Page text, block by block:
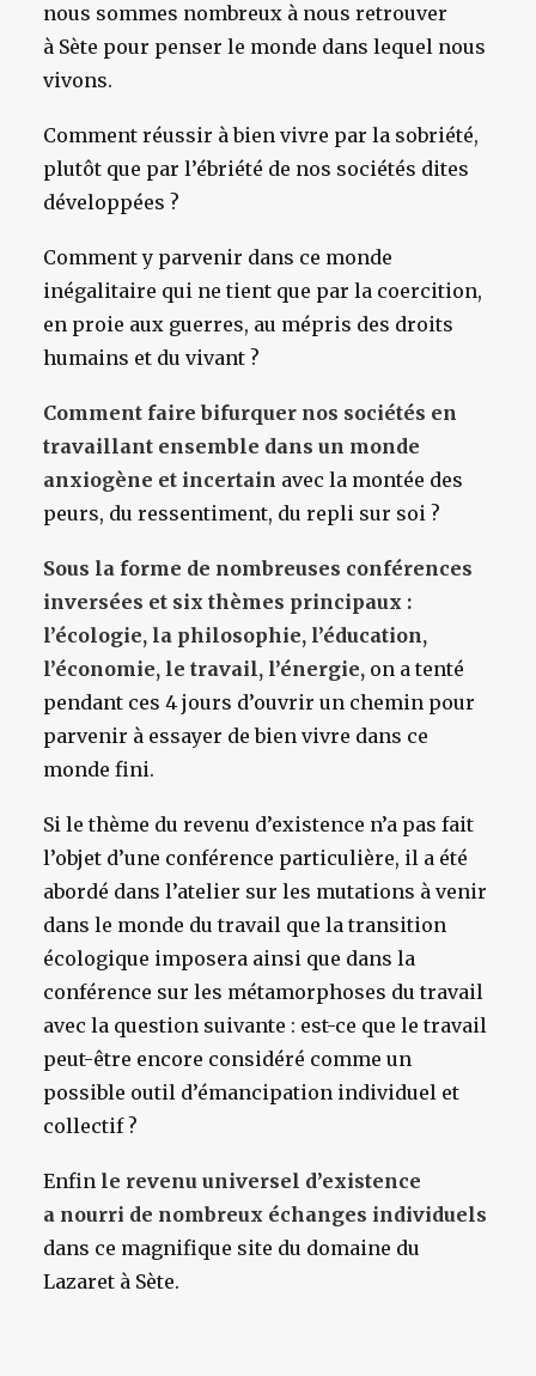
nous sommes nombreux à nous retrouver
à Sète pour penser le monde dans lequel nous
vivons.
Comment réussir à bien vivre par la sobriété,
plutôt que par l’ébriété de nos sociétés dites
développées ?
Comment y parvenir dans ce monde
inégalitaire qui ne tient que par la coercition,
en proie aux guerres, au mépris des droits
humains et du vivant ?
Comment faire bifurquer nos sociétés en
travaillant ensemble dans un monde
anxiogène et incertain avec la montée des
peurs, du ressentiment, du repli sur soi ?
Sous la forme de nombreuses conférences
inversées et six thèmes principaux :
l’écologie, la philosophie, l’éducation,
l’économie, le travail, l’énergie, on a tenté
pendant ces 4 jours d’ouvrir un chemin pour
parvenir à essayer de bien vivre dans ce
monde fini.
Si le thème du revenu d’existence n’a pas fait
l’objet d’une conférence particulière, il a été
abordé dans l’atelier sur les mutations à venir
dans le monde du travail que la transition
écologique imposera ainsi que dans la
conférence sur les métamorphoses du travail
avec la question suivante : est-ce que le travail
peut-être encore considéré comme un
possible outil d’émancipation individuel et
collectif ?
Enfin le revenu universel d’existence
a nourri de nombreux échanges individuels
dans ce magnifique site du domaine du
Lazaret à Sète.